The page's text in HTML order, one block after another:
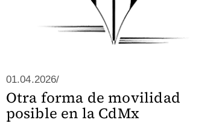
01.04.2026/
Otra forma de movilidad
posible en la CdMx